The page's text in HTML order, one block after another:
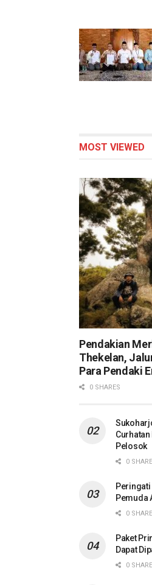
MOST VIEWED
Pendakian
Thekelan,
Para Pendaki
0 SHARES
Pelosok
0
Pemuda
0
Paket
Dapat
0